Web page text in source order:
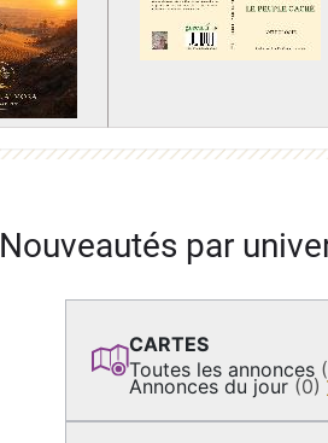
Nouveautés par
CARTES
Toutes les annonces
Annonces du jour (0)